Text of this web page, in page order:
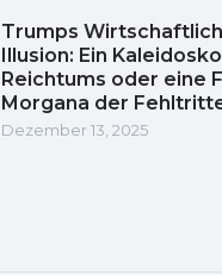
Trumps
Illusion: Ein
Reichtums oder eine
Morgana der
Dezember 13, 2025